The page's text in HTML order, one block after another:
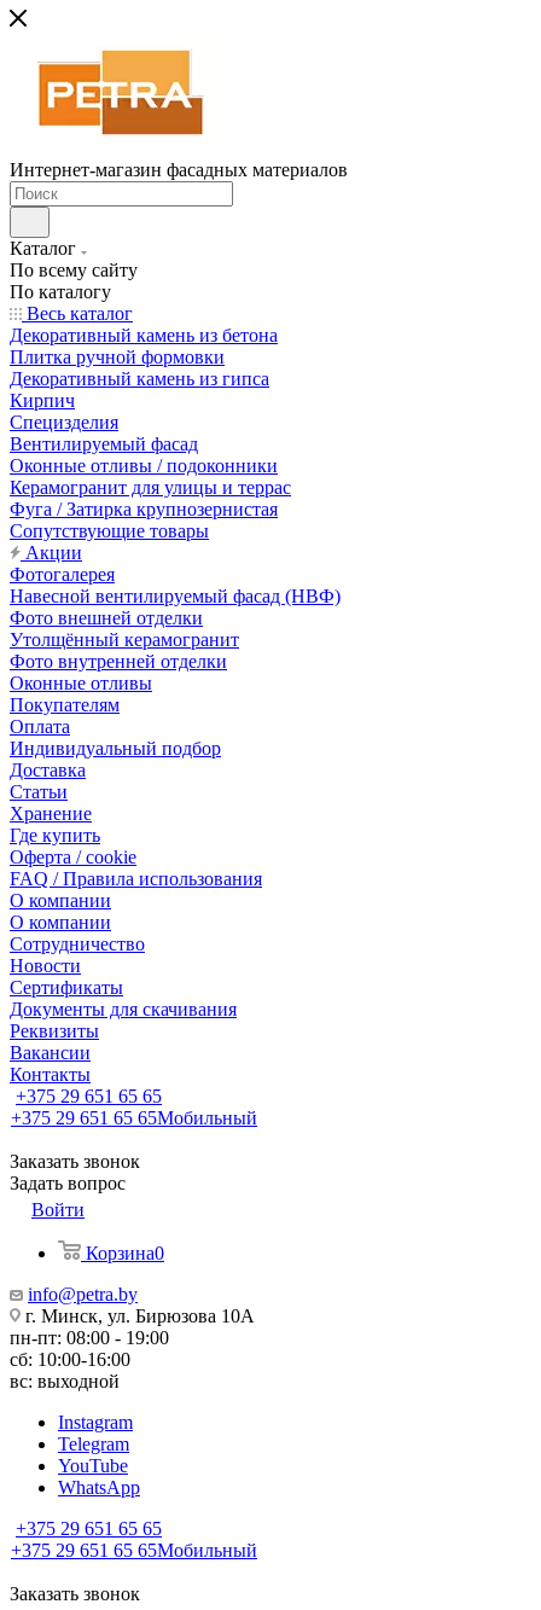
Интернет-магазин фасадных материалов
Каталог
По всему сайту
По каталогу
Весь каталог
Декоративный камень из бетона
Плитка ручной формовки
Декоративный камень из гипса
Кирпич
Специзделия
Вентилируемый фасад
Оконные отливы / подоконники
Керамогранит для улицы и террас
Фуга / Затирка крупнозернистая
Сопутствующие товары
Акции
Фотогалерея
Навесной вентилируемый фасад (НВФ)
Фото внешней отделки
Утолщённый керамогранит
Фото внутренней отделки
Оконные отливы
Покупателям
Оплата
Индивидуальный подбор
Доставка
Статьи
Хранение
Где купить
Оферта / cookie
FAQ / Правила использования
О компании
О компании
Сотрудничество
Новости
Сертификаты
Документы для скачивания
Реквизиты
Вакансии
Контакты
+375 29 651 65 65
+375 29 651 65 65Мобильный
Заказать звонок
Задать вопрос
Войти
Корзина0
info@petra.by
г. Минск, ул. Бирюзова 10А
пн-пт: 08:00 - 19:00
сб: 10:00-16:00
вс: выходной
Instagram
Telegram
YouTube
WhatsApp
+375 29 651 65 65
+375 29 651 65 65Мобильный
Заказать звонок